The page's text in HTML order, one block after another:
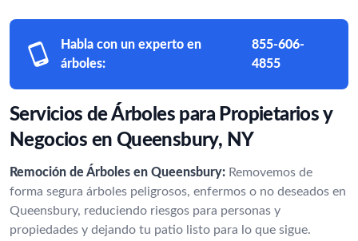
Habla con un experto en
árboles:
855-606-
4855
Servicios de Árboles para Propietarios y
Negocios en Queensbury, NY
Remoción de Árboles en Queensbury: Removemos de
forma segura árboles peligrosos, enfermos o no deseados en
Queensbury, reduciendo riesgos para personas y
propiedades y dejando tu patio listo para lo que sigue.